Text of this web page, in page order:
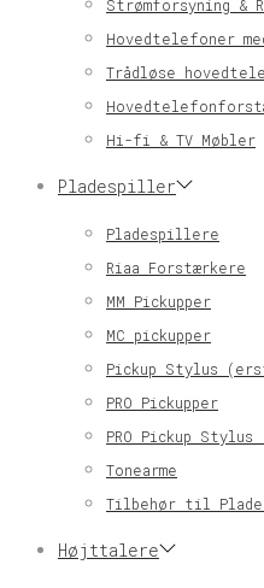
Strømforsyning &
Hovedtelefoner
Trådløse
Hi-fi & TV Møbler
Pladespiller
Pladespillere
Riaa Forstærkere
MM Pickupper
MC pickupper
Pickup Stylus
PRO Pickupper
PRO Pickup
Tonearme
Tilbehør til
Højttalere